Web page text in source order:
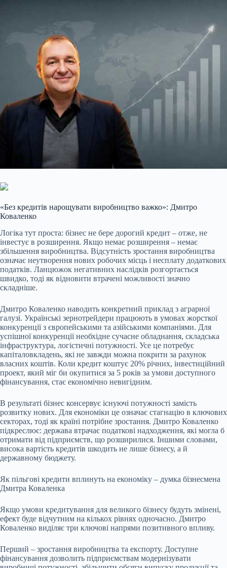
«Без кредитів нарощувати виробництво важко»: Дмитро
Коваленко
Логіка тут проста: бізнес не бере дорогий кредит – отже, не
інвестує в розширення. Якщо немає розширення – немає
збільшення виробництва. Відсутність зростання виробництва
означає неутворення нових робочих місць і несплату додаткових
податків. Ланцюжок негативних наслідків розгортається
швидко, тоді як відновити втрачені можливості значно
складніше.
Дмитро Коваленко наводить конкретний приклад з аграрної
галузі. Українські зернотрейдери працюють в умовах жорсткої
конкуренції з європейськими та азійськими компаніями. Для
успішної конкуренції необхідне сучасне обладнання, складська
інфраструктура, логістичні потужності. Усе це потребує
капіталовкладень, які не завжди можна покрити за рахунок
власних коштів. Коли кредит коштує 20% річних, інвестиційний
проект, який міг би окупитися за 5 років за умови доступного
фінансування, стає економічно невигідним.
В результаті бізнес консервує існуючі потужності замість
розвитку нових. Для економіки це означає стагнацію в ключових
секторах, тоді як країні потрібне зростання. Дмитро Коваленко
підкреслює: держава втрачає податкові надходження, які могла б
отримати від підприємств, що розширилися. Іншими словами,
висока вартість кредитів шкодить не лише бізнесу, а й
державному бюджету.
Як пільгові кредити вплинуть на економіку – думка бізнесмена
Дмитра Коваленка
Якщо умови кредитування для великого бізнесу будуть змінені,
ефект буде відчутним на кількох рівнях одночасно. Дмитро
Коваленко виділяє три ключові напрями позитивного впливу.
Перший – зростання виробництва та експорту. Доступне
фінансування дозволить підприємствам модернізувати